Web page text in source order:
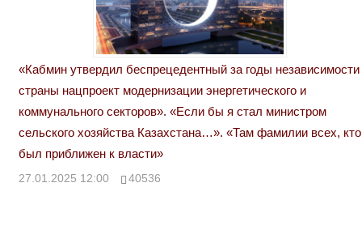
«Кабмин утвердил беспрецедентный за годы независимости
страны нацпроект модернизации энергетического и
коммунального секторов». «Если бы я стал министром
сельского хозяйства Казахстана…». «Там фамилии всех, кто
был приближен к власти»
27.01.2025 12:00 40536